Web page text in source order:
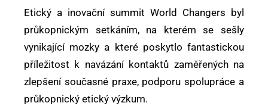
Etický a inovační summit World Changers byl
průkopnickým setkáním, na kterém se sešly
vynikající mozky a které poskytlo fantastickou
příležitost k navázání kontaktů zaměřených na
zlepšení současné praxe, podporu spolupráce a
průkopnický etický výzkum.